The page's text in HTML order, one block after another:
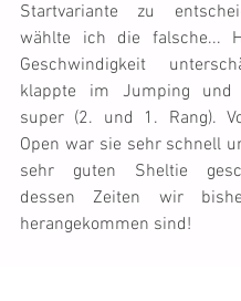
Startvariante zu
wählte ich die falsche...
Geschwindigkeit
klappte im Jumping und
super (2. und 1. Rang).
Open war sie sehr schnell
sehr guten Sheltie
dessen Zeiten wir
herangekommen sind!